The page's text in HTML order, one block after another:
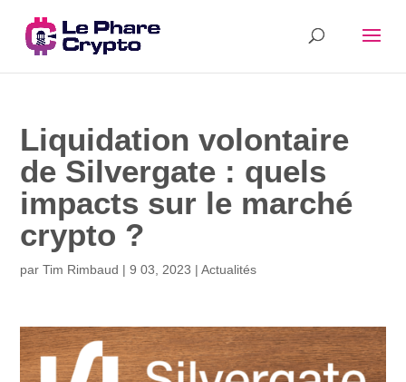
Liquidation volontaire
de Silvergate : quels
impacts sur le marché
crypto ?
parTim Rimbaud |9 03, 2023 |Actualités